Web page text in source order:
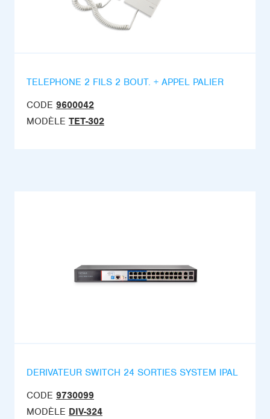
TELEPHONE 2 FILS 2 BOUT. + APPEL PALIER
CODE 9600042
MODÈLE TET-302
DERIVATEUR SWITCH 24 SORTIES SYSTEM IPAL
CODE 9730099
MODÈLE DIV-324